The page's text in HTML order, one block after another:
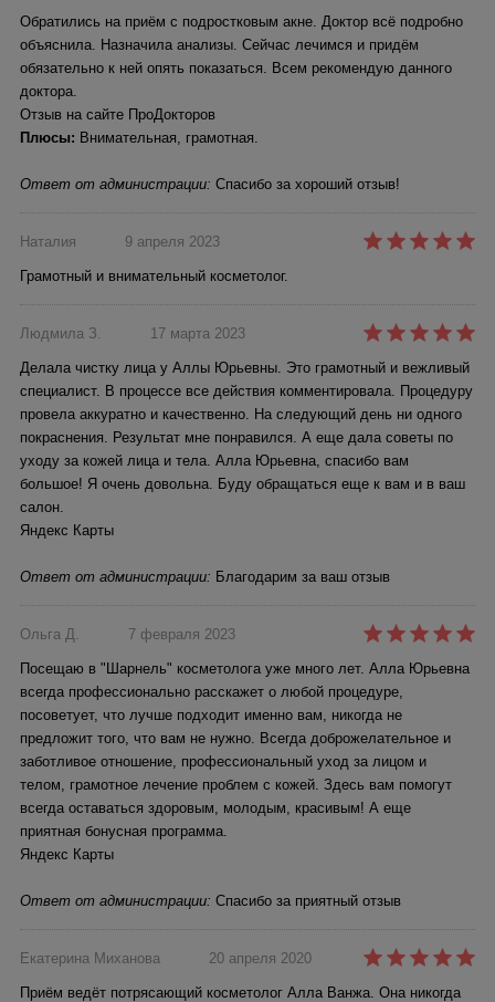
Обратились на приём с подростковым акне. Доктор всё подробно
объяснила. Назначила анализы. Сейчас лечимся и придём
обязательно к ней опять показаться. Всем рекомендую данного
доктора.
Отзыв на сайте ПроДокторов
Плюсы: Внимательная, грамотная.
Ответ от администрации: Спасибо за хороший отзыв!
Наталия 9 апреля 2023
Грамотный и внимательный косметолог.
Людмила З. 17 марта 2023
Делала чистку лица у Аллы Юрьевны. Это грамотный и вежливый
специалист. В процессе все действия комментировала. Процедуру
провела аккуратно и качественно. На следующий день ни одного
покраснения. Результат мне понравился. А еще дала советы по
уходу за кожей лица и тела. Алла Юрьевна, спасибо вам
большое! Я очень довольна. Буду обращаться еще к вам и в ваш
салон.
Яндекс Карты
Ответ от администрации: Благодарим за ваш отзыв
Ольга Д. 7 февраля 2023
Посещаю в "Шарнель" косметолога уже много лет. Алла Юрьевна
всегда профессионально расскажет о любой процедуре,
посоветует, что лучше подходит именно вам, никогда не
предложит того, что вам не нужно. Всегда доброжелательное и
заботливое отношение, профессиональный уход за лицом и
телом, грамотное лечение проблем с кожей. Здесь вам помогут
всегда оставаться здоровым, молодым, красивым! А еще
приятная бонусная программа.
Яндекс Карты
Ответ от администрации: Спасибо за приятный отзыв
Екатерина Миханова 20 апреля 2020
Приём ведёт потрясающий косметолог Алла Ванжа. Она никогда